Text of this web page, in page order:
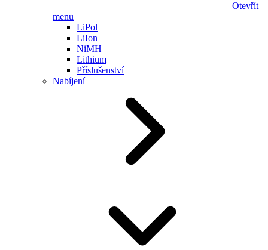
Otevřít
menu
LiPol
LiIon
NiMH
Lithium
Příslušenství
Nabíjení